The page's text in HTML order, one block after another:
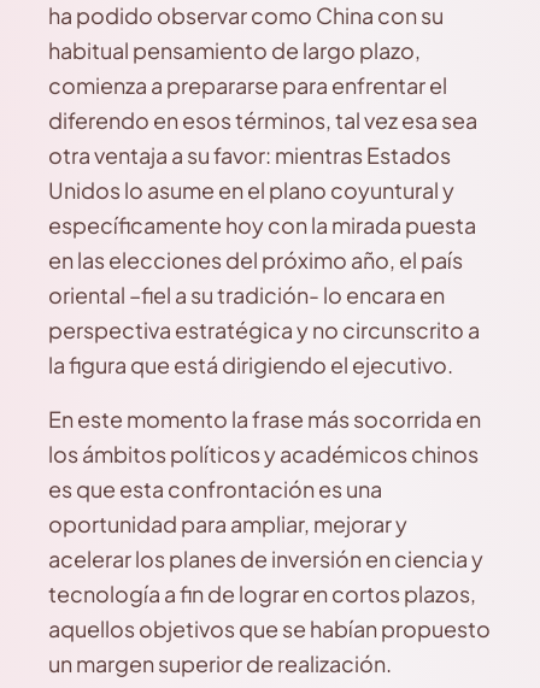
ha podido observar como China con su
habitual pensamiento de largo plazo,
comienza a prepararse para enfrentar el
diferendo en esos términos, tal vez esa sea
otra ventaja a su favor: mientras Estados
Unidos lo asume en el plano coyuntural y
específicamente hoy con la mirada puesta
en las elecciones del próximo año, el país
oriental –fiel a su tradición- lo encara en
perspectiva estratégica y no circunscrito a
la figura que está dirigiendo el ejecutivo.
En este momento la frase más socorrida en
los ámbitos políticos y académicos chinos
es que esta confrontación es una
oportunidad para ampliar, mejorar y
acelerar los planes de inversión en ciencia y
tecnología a fin de lograr en cortos plazos,
aquellos objetivos que se habían propuesto
un margen superior de realización.